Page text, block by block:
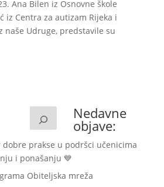
Ana Bilen iz Osnovne škole
iz Centra za autizam Rijeka i
naše Udruge, predstavile su
Nedavne
objave:
dobre prakse u podršci učenicima
i ponašanju 💙
Obiteljska mreža